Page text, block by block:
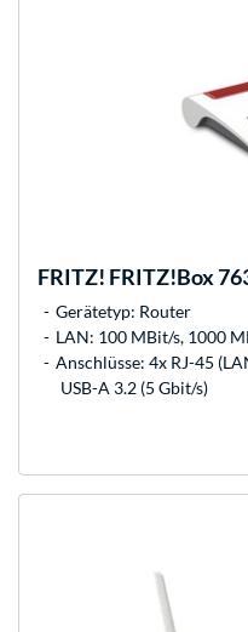
FRITZ! FRITZ!Box
Gerätetyp: Router
LAN: 100 MBit/s, 1000
Anschlüsse: 4x RJ-45
USB-A 3.2 (5 Gbit/s)